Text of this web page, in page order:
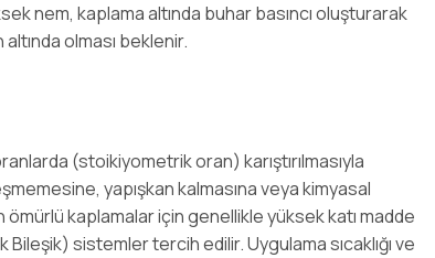
nem, kaplama altında buhar basıncı oluşturarak
olması beklenir.
(stoikiyometrik oran) karıştırılmasıyla
yapışkan kalmasına veya kimyasal
kaplamalar için genellikle yüksek katı madde
sistemler tercih edilir. Uygulama sıcaklığı ve